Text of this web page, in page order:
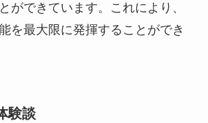
ができています。これにより、
を最大限に発揮することができ
験談